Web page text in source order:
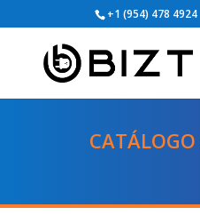
+1 (954) 478 4924
CATÁLOGO